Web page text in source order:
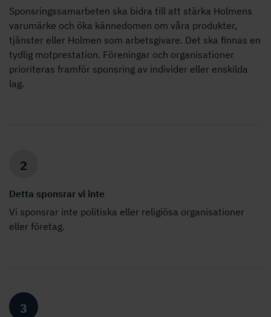
Sponsringssamarbeten ska bidra till att stärka Holmens
varumärke och öka kännedomen om våra produkter,
tjänster eller Holmen som arbetsgivare. Det ska finnas en
tydlig motprestation. Föreningar och organisationer
prioriteras framför sponsring av individer eller enskilda
lag.
2
Detta sponsrar vi inte
Vi sponsrar inte politiska eller religiösa organisationer
eller företag.
3